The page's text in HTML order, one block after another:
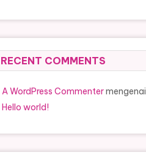
RECENT COMMENTS
A WordPress Commentermengenai
Hello world!